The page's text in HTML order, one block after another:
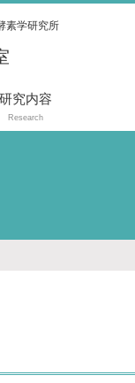
素学研究所
研究内容
Research